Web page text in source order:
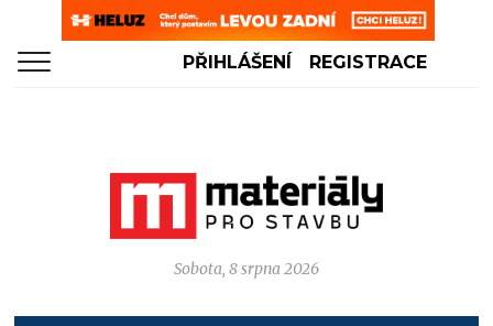
PŘIHLÁŠENÍ REGISTRACE
Sobota, 8 srpna 2026